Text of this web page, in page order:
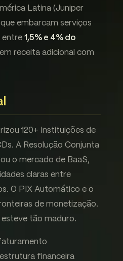
Latina (Juniper
embarcam serviços
entre 1,5% e 4% do
em receita adicional com
120+ Instituições de
A Resolução Conjunta
o mercado de BaaS,
claras entre
O PIX Automático e o
de monetização.
esteve tão maduro.
financeira